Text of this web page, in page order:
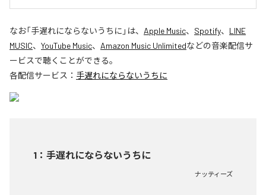
なお「手遅れにならないうちに 」は、 Apple Music、 Spotify、 LINE
MUSIC、 YouTube Music、 Amazon Music Unlimitedなどの音楽配信サ
ービスで聴くことができる。
各配信サービス： 手遅れにならないうちに
1 ： 手遅れにならないうちに
ナッティーズ